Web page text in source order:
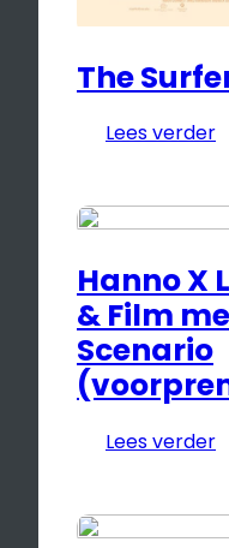
The
Lees verder
Hanno X
& Film
Scenario
Lees verder